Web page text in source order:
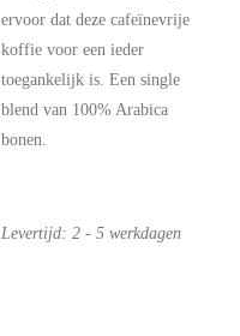
ervoor dat deze cafeïnevrije
koffie voor een ieder
toegankelijk is. Een single
blend van 100% Arabica
bonen.
Levertijd: 2 - 5 werkdagen